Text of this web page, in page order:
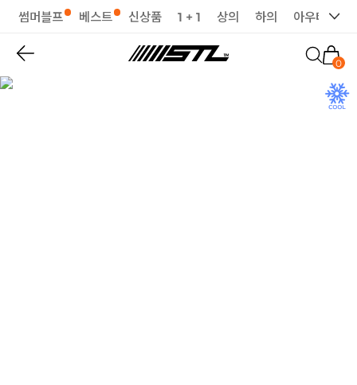
썸머블프 베스트 신상품 1 + 1 상의 하의 아우터
0